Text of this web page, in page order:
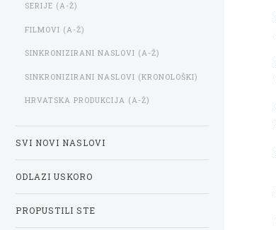
SERIJE (A-Ž)
FILMOVI (A-Ž)
SINKRONIZIRANI NASLOVI (A-Ž)
SINKRONIZIRANI NASLOVI (KRONOLOŠKI)
HRVATSKA PRODUKCIJA (A-Ž)
SVI NOVI NASLOVI
ODLAZI USKORO
PROPUSTILI STE